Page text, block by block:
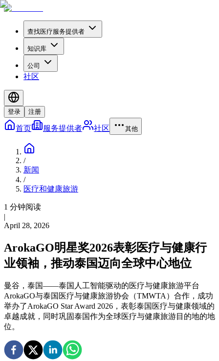
查找医疗服务提供者
知识库
公司
社区
登录 注册
首页 服务提供者 社区 其他
/
新闻
/
医疗和健康旅游
1 分钟阅读
|
April 28, 2026
ArokaGO明星奖2026表彰医疗与健康行
业领袖，推动泰国迈向全球中心地位
曼谷，泰国——泰国人工智能驱动的医疗与健康旅游平台
ArokaGO与泰国医疗与健康旅游协会（TMWTA）合作，成功
举办了ArokaGO Star Award 2026，表彰泰国医疗与健康领域的
卓越成就，同时巩固泰国作为全球医疗与健康旅游目的地的地
位。